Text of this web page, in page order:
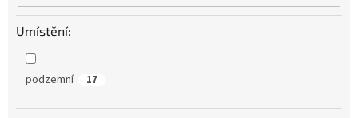
Umístění:
podzemní 17